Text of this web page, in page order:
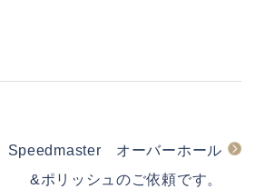
Speedmaster オーバーホール
&ポリッシュのご依頼です。